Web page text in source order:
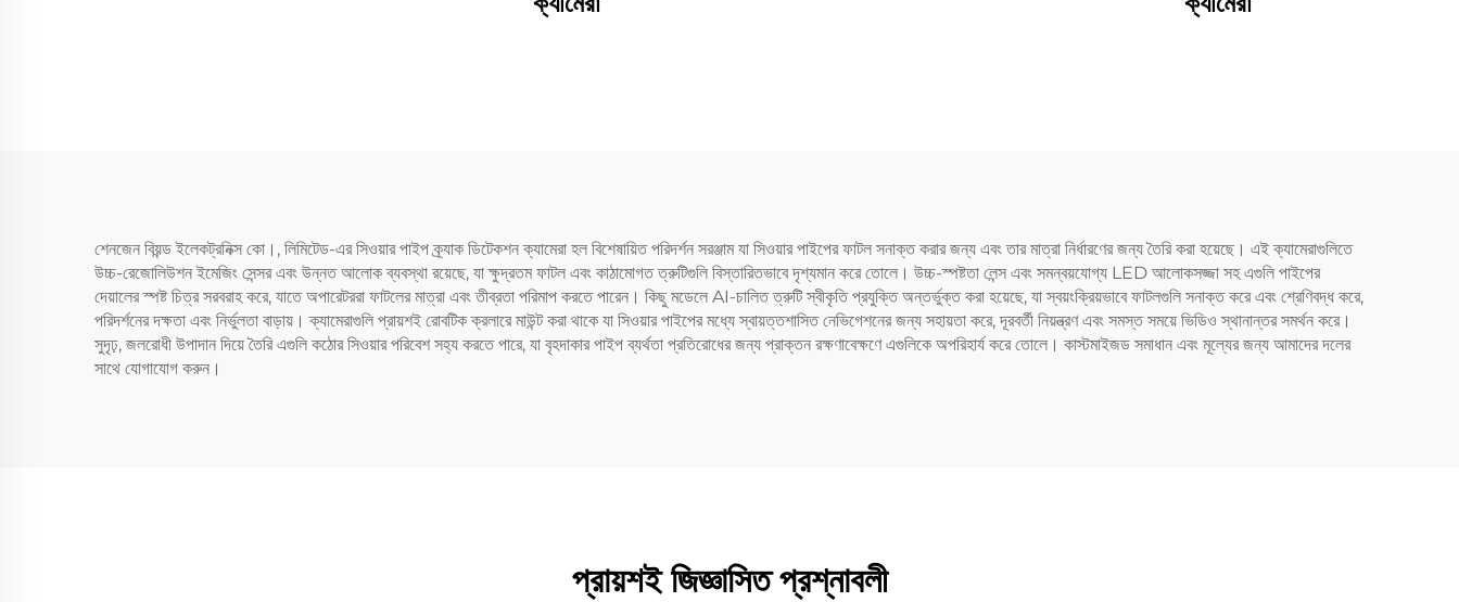
শেনজেন বিয়ন্ড ইলেকট্রনিক্স কো।, লিমিটেড-এর সিওয়ার পাইপ ক্র্যাক ডিটেকশন ক্যামেরা হল বিশেষায়িত পরিদর্শন সরঞ্জাম যা সিওয়ার পাইপের ফাটল সনাক্ত করার জন্য এবং তার মাত্রা নির্ধারণের জন্য তৈরি করা হয়েছে। এই ক্যামেরাগুলিতে
উচ্চ-রেজোলিউশন ইমেজিং সেন্সর এবং উন্নত আলোক ব্যবস্থা রয়েছে, যা ক্ষুদ্রতম ফাটল এবং কাঠামোগত ত্রুটিগুলি বিস্তারিতভাবে দৃশ্যমান করে তোলে। উচ্চ-স্পষ্টতা লেন্স এবং সমন্বয়যোগ্য LED আলোকসজ্জা সহ এগুলি পাইপের
দেয়ালের স্পষ্ট চিত্র সরবরাহ করে, যাতে অপারেটররা ফাটলের মাত্রা এবং তীব্রতা পরিমাপ করতে পারেন। কিছু মডেলে AI-চালিত ত্রুটি স্বীকৃতি প্রযুক্তি অন্তর্ভুক্ত করা হয়েছে, যা স্বয়ংক্রিয়ভাবে ফাটলগুলি সনাক্ত করে এবং শ্রেণিবদ্ধ করে,
পরিদর্শনের দক্ষতা এবং নির্ভুলতা বাড়ায়। ক্যামেরাগুলি প্রায়শই রোবটিক ক্রলারে মাউন্ট করা থাকে যা সিওয়ার পাইপের মধ্যে স্বায়ত্তশাসিত নেভিগেশনের জন্য সহায়তা করে, দূরবর্তী নিয়ন্ত্রণ এবং সমস্ত সময়ে ভিডিও স্থানান্তর সমর্থন করে।
সুদৃঢ়, জলরোধী উপাদান দিয়ে তৈরি এগুলি কঠোর সিওয়ার পরিবেশ সহ্য করতে পারে, যা বৃহদাকার পাইপ ব্যর্থতা প্রতিরোধের জন্য প্রাক্তন রক্ষণাবেক্ষণে এগুলিকে অপরিহার্য করে তোলে। কাস্টমাইজড সমাধান এবং মূল্যের জন্য আমাদের দলের
সাথে যোগাযোগ করুন।
প্রায়শই জিজ্ঞাসিত প্রশ্নাবলী